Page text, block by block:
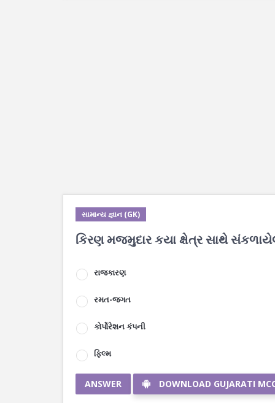
સામાન્ય જ્ઞાન (GK)
કિરણ મજમુદાર કયા ક્ષેત્ર સાથે
રાજકારણ
રમત-જગત
કોર્પોરેશન કંપની
ફિલ્મ
ANSWER DOWNLOAD GUJARATI